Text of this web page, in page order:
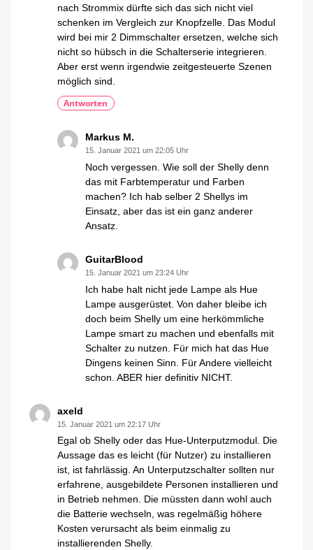
nach Strommix dürfte sich das sich nicht viel
schenken im Vergleich zur Knopfzelle. Das Modul
wird bei mir 2 Dimmschalter ersetzen, welche sich
nicht so hübsch in die Schalterserie integrieren.
Aber erst wenn irgendwie zeitgesteuerte Szenen
möglich sind.
Antworten
Markus M.
15. Januar 2021 um 22:05 Uhr
Noch vergessen. Wie soll der Shelly denn
das mit Farbtemperatur und Farben
machen? Ich hab selber 2 Shellys im
Einsatz, aber das ist ein ganz anderer
Ansatz.
GuitarBlood
15. Januar 2021 um 23:24 Uhr
Ich habe halt nicht jede Lampe als Hue
Lampe ausgerüstet. Von daher bleibe ich
doch beim Shelly um eine herkömmliche
Lampe smart zu machen und ebenfalls mit
Schalter zu nutzen. Für mich hat das Hue
Dingens keinen Sinn. Für Andere vielleicht
schon. ABER hier definitiv NICHT.
axeld
15. Januar 2021 um 22:17 Uhr
Egal ob Shelly oder das Hue-Unterputzmodul. Die
Aussage das es leicht (für Nutzer) zu installieren
ist, ist fahrlässig. An Unterputzschalter sollten nur
erfahrene, ausgebildete Personen installieren und
in Betrieb nehmen. Die müssten dann wohl auch
die Batterie wechseln, was regelmäßig höhere
Kosten verursacht als beim einmalig zu
installierenden Shelly.